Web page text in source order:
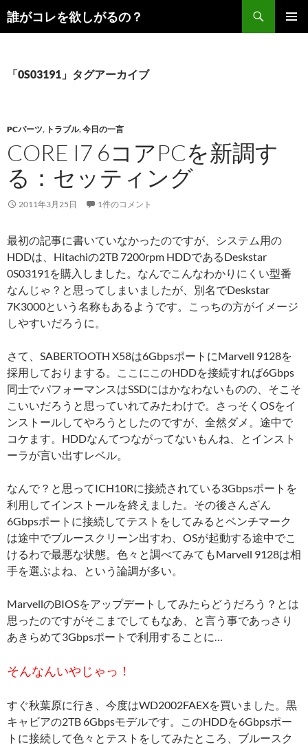
コ
ン
プ
誰がコレを欲しがるの？
検
索
「0S03191」タグアーカイブ
PCパーツ, トラブル,今日の一言
CORE I7 6コアPCを新調す
る：セッティング
2011年3月25日 1件のコメント
最初の記事に書いていなかったのですが、システム用の
HDDは、Hitachiの2TB 7200rpm HDDであるDeskstar
0S03191を購入しました。なんでこんなわかりにくい型番
なんじゃ？と思ってしまいましたが、別名でDeskstar
7K3000という名称もあるようです。こっちの方がイメージ
しやすいだろうに。
さて、SABERTOOTH X58は6GbpsポートにMarvell 9128を
採用しておりまする。ここにこのHDDを接続すれば6Gbps
同士でパフォーマンスはSSDにはかなわないものの、そこそ
こいいだろうと思っていれてみたわけで。さっそくOSをイ
ンストールしてやろうとしたのですが、全然ダメ。途中で
コケます。HDDなんてつながってないもんね、とインスト
ーラが言い出すレベル。
なんで？と思ってICH10Rに接続されている3Gbpsポートを
利用してインストールを終えました。その後さんざん
6Gbpsポートに接続してテストをしてみるとベンチマーク
は途中でブルースクリーン出すわ、OSが起動する途中でこ
けるわで最悪な状態。色々と調べてみてもMarvell 9128は相
手を選ぶよね、という論調が多い。
MarvellのBIOSをアップデートしてみたらどうだろう？とは
思ったのですがそこまでしてもなあ、と言う事であっさり
あきらめて3Gbpsポートで利用することに…
そんなんいやじゃっ！
すぐ秋葉原に行き、今度はWD2002FAEXを買いました。黒
キャビアの2TB 6Gbpsモデルです。このHDDを6Gbpsポー
トに接続して色々とテストをしてみたところ、ブルースク